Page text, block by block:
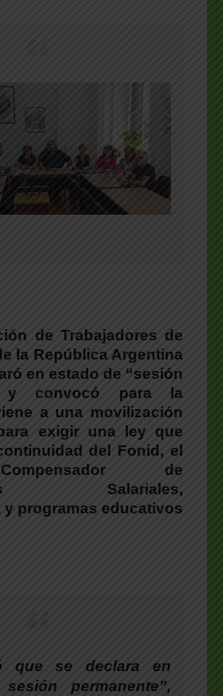
de Trabajadores de
la República Argentina
en estado de “sesión
y convocó para la
a una movilización
exigir una ley que
del Fonid, el
de
Salariales,
programas educativos
que se declara en
permanente”,